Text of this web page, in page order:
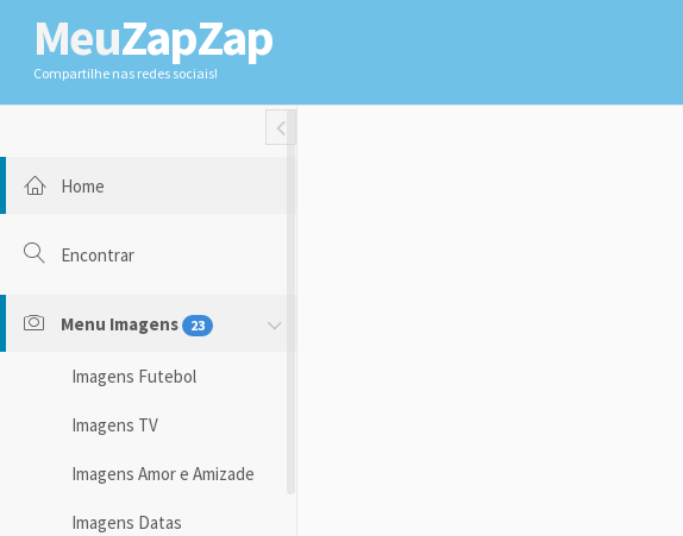
MeuZapZap
Compartilhe nas redes sociais!
Toggle Fullwidth
Home
Encontrar
Menu Imagens 23
Imagens Futebol
Imagens TV
Imagens Amor e Amizade
Imagens Datas